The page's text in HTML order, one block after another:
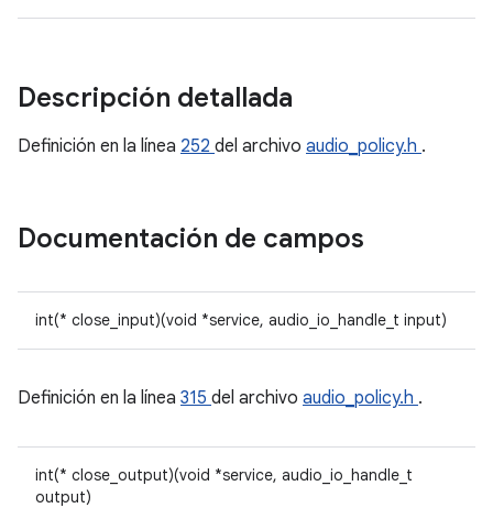
Descripción detallada
Definición en la línea 252 del archivo audio_policy.h .
Documentación de campos
int(* close_input)(void *service, audio_io_handle_t input)
Definición en la línea 315 del archivo audio_policy.h .
int(* close_output)(void *service, audio_io_handle_t
output)